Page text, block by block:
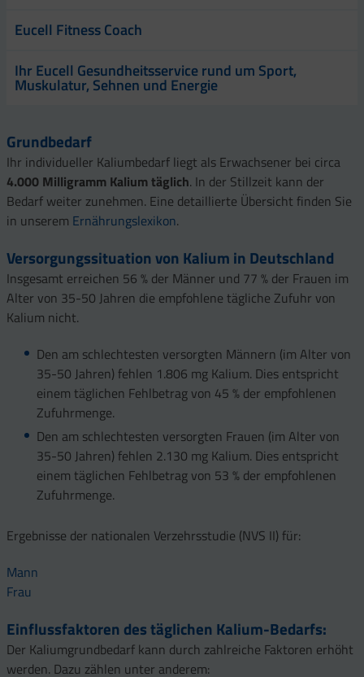
Eucell Fitness Coach
Ihr Eucell Gesundheitsservice rund um Sport,
Muskulatur, Sehnen und Energie
Grundbedarf
Ihr individueller Kaliumbedarf liegt als Erwachsener bei circa
4.000 Milligramm Kalium täglich. In der Stillzeit kann der
Bedarf weiter zunehmen. Eine detaillierte Übersicht finden Sie
in unserem Ernährungslexikon.
Versorgungssituation von Kalium in Deutschland
Insgesamt erreichen 56 % der Männer und 77 % der Frauen im
Alter von 35-50 Jahren die empfohlene tägliche Zufuhr von
Kalium nicht.
Den am schlechtesten versorgten Männern (im Alter von
35-50 Jahren) fehlen 1.806 mg Kalium. Dies entspricht
einem täglichen Fehlbetrag von 45 % der empfohlenen
Zufuhrmenge.
Den am schlechtesten versorgten Frauen (im Alter von
35-50 Jahren) fehlen 2.130 mg Kalium. Dies entspricht
einem täglichen Fehlbetrag von 53 % der empfohlenen
Zufuhrmenge.
Ergebnisse der nationalen Verzehrsstudie (NVS II) für:
Mann
Frau
Einflussfaktoren des täglichen Kalium-Bedarfs:
Der Kaliumgrundbedarf kann durch zahlreiche Faktoren erhöht
werden. Dazu zählen unter anderem: